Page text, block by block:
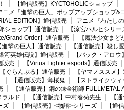
【通信販売】KYOTOHOLiCショップ
ニメ「進撃の巨人」ポップアップショップ&
EDITION】通信販売
アニメ『わたし
ショップ】通信販売
【涼宮ハルヒシリ
Grand Order】通信販売
【魔法少女ま
進撃の巨人】通信販売
【通信販売】殺し愛
銀河英雄伝説】通信販売
【バック・アロウ
販売
【Virtua Fighter esports】通信販売
【ぐらんぶる】通信販売
【ヤマノススメ
【通信販売】薄桜鬼
【ストライクウ
【通信販売】鋼の錬金術師 FULLMETAL
ラルド 【通信販売】中村春菊先生
【
ズ 【通信販売】<物語>シリーズ
【通